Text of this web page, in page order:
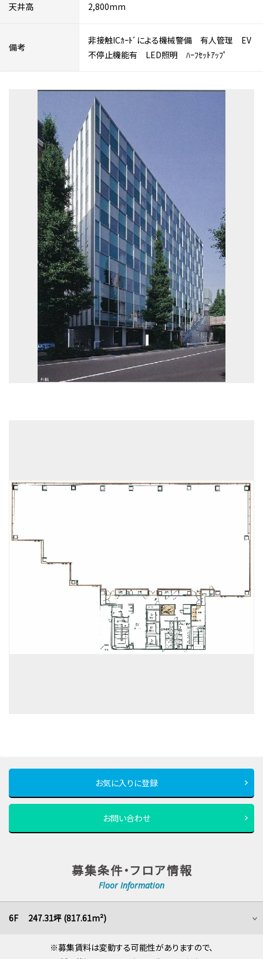
天井高 2,800mm
備考
非接触ICｶｰﾄﾞによる機械警備 有人管理 EV
不停止機能有 LED照明 ﾊｰﾌｾｯﾄｱｯﾌﾟ
お気に入りに登録
お問い合わせ
募集条件・フロア情報
Floor Information
6F 247.31坪 (817.61m²)
※募集賃料は変動する可能性がありますので、